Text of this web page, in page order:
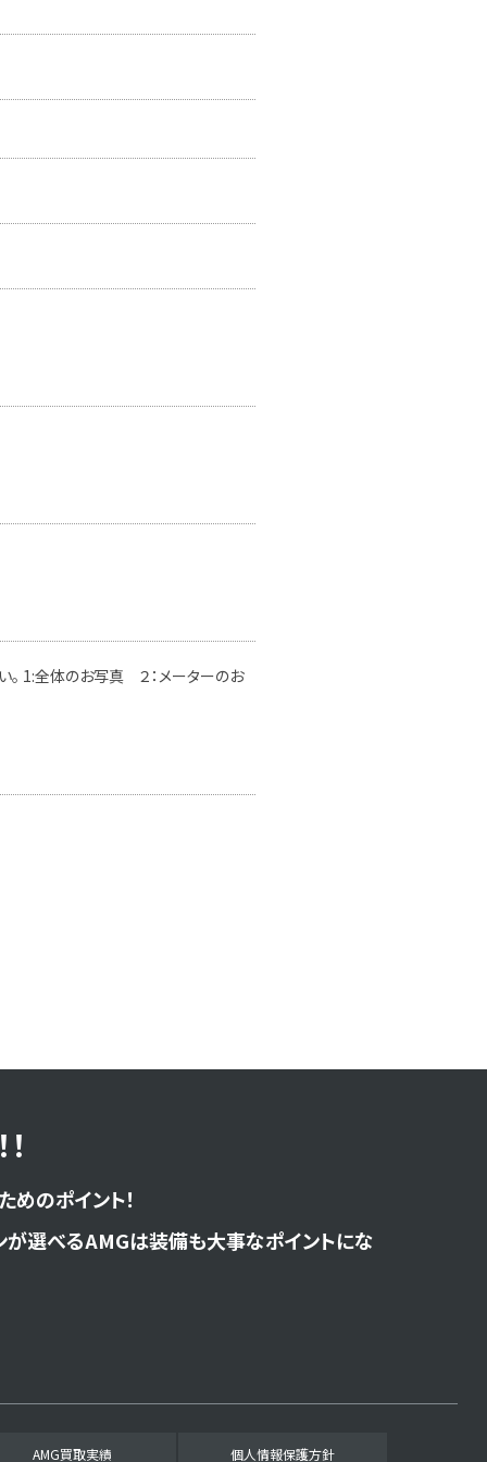
1:全体のお写真 ２：メーターのお
のポイント！
が選べるAMGは装備も大事なポイントにな
AMG買取実績 個人情報保護方針